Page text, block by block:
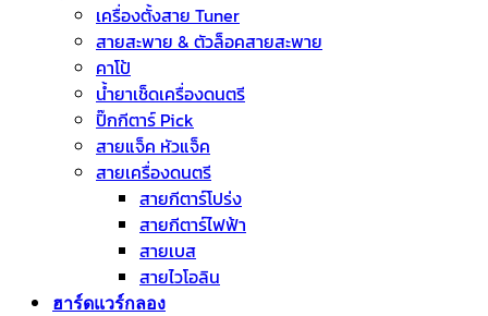
เครื่องตั้งสาย Tuner
สายสะพาย & ตัวล็อคสายสะพาย
คาโป้
น้ำยาเช็ดเครื่องดนตรี
ปิ๊กกีตาร์ Pick
สายแจ็ค หัวแจ็ค
สายเครื่องดนตรี
สายกีตาร์โปร่ง
สายกีตาร์ไฟฟ้า
สายเบส
สายไวโอลิน
ฮาร์ดแวร์กลอง